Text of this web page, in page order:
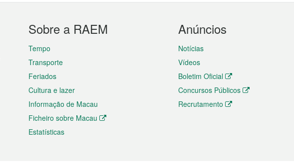
Sobre a RAEM
Tempo
Transporte
Feriados
Cultura e lazer
Informação de Macau
Ficheiro sobre Macau
Estatísticas
Anúncios
Notícias
Vídeos
Boletim Oficial
Concursos Públicos
Recrutamento